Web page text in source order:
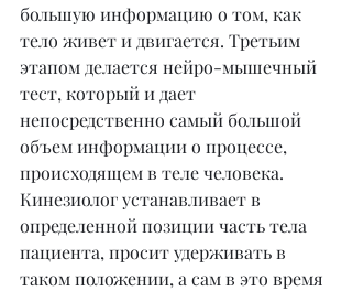
большую информацию о том, как
тело живет и двигается. Третьим
этапом делается нейро-мышечный
тест, который и дает
непосредственно самый большой
объем информации о процессе,
происходящем в теле человека.
Кинезиолог устанавливает в
определенной позиции часть тела
пациента, просит удерживать в
таком положении, а сам в это время